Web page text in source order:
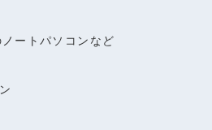
ートパソコンなど